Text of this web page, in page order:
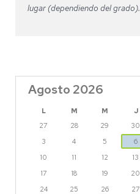
lugar (dependiendo del grado).
Agosto 2026
L M M J
27
28 29 30
3
4 5 6
10
11 12 13
17
18 19 20
24
25 26 27